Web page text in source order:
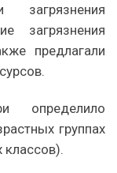
загрязнения
загрязнения
предлагали
определило
группах
классов).